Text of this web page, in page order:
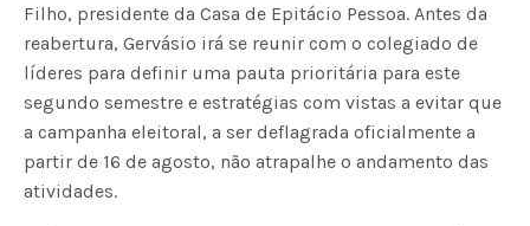
Filho, presidente da Casa de Epitácio Pessoa. Antes da
reabertura, Gervásio irá se reunir com o colegiado de
líderes para definir uma pauta prioritária para este
segundo semestre e estratégias com vistas a evitar que
a campanha eleitoral, a ser deflagrada oficialmente a
partir de 16 de agosto, não atrapalhe o andamento das
atividades.